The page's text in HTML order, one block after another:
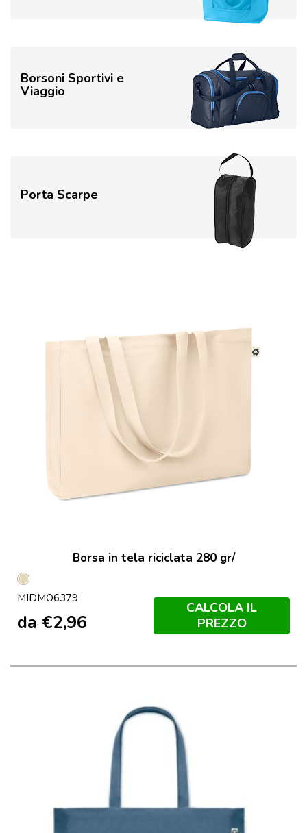
Borsoni Sportivi e
Viaggio
Porta Scarpe
Borsa in tela riciclata 280 gr/
Beige
MIDMO6379
da €2,96
CALCOLA IL
PREZZO